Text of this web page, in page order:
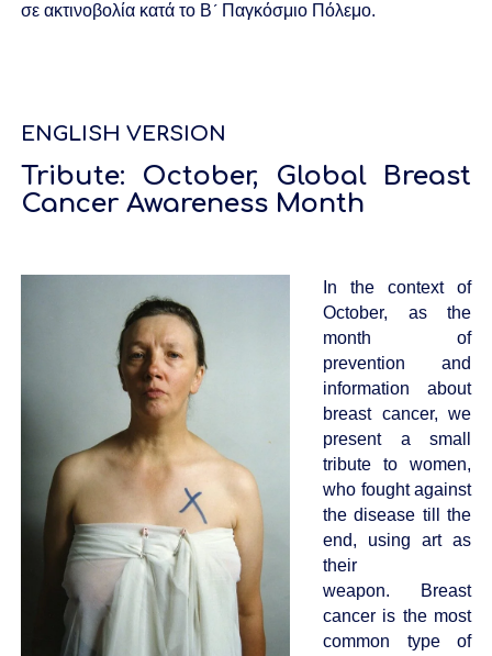
σε ακτινοβολία κατά το Β´ Παγκόσμιο Πόλεμο.
ENGLISH VERSION
Tribute: October, Global Breast
Cancer Awareness Month
In the context of
October, as the
month of
prevention and
information about
breast cancer, we
present a small
tribute to women,
who fought against
the disease till the
end, using art as
their
weapon.
Breast
cancer is the most
common type of